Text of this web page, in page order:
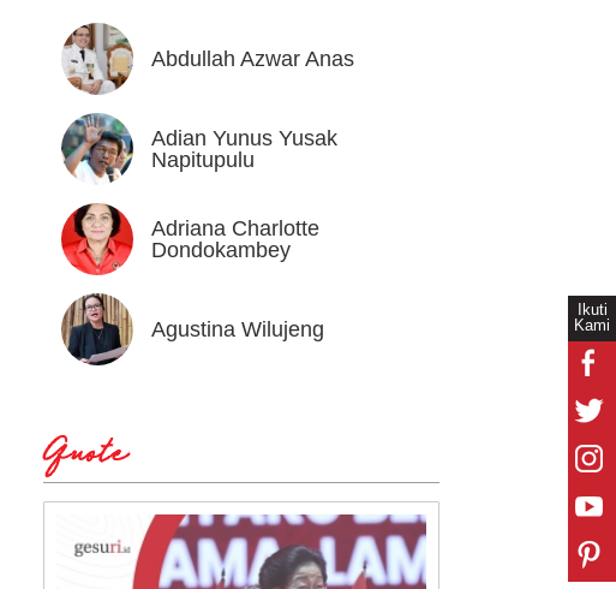
Ikuti
Kami
Abdullah Azwar Anas
Adian Yunus Yusak
Napitupulu
Adriana Charlotte
Dondokambey
Agustina Wilujeng Andi
Quote